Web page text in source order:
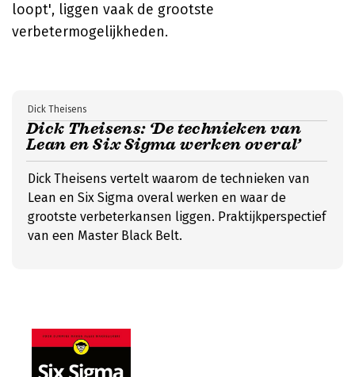
loopt', liggen vaak de grootste
verbetermogelijkheden.
Dick Theisens: ‘De technieken van
Lean en Six Sigma werken overal’
Dick Theisens
Dick Theisens vertelt waarom de technieken van
Lean en Six Sigma overal werken en waar de
grootste verbeterkansen liggen. Praktijkperspectief
van een Master Black Belt.